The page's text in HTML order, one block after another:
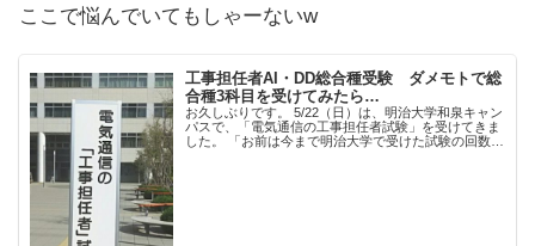
ここで悩んでいてもしゃーないw
工事担任者AI・DD総合種受験 ダメモトで総
合種3科目を受けてみたら…
お久しぶりです。 5/22（日）は、明治大学和泉キャン
パスで、「電気通信の工事担任者試験」を受けてきま
した。 「お前は今まで明治大学で受けた試験の回数を